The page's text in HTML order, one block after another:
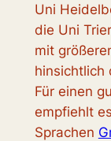
Uni
die Uni
mit
hinsichtlich
Für einen
empfiehlt
Sprachen